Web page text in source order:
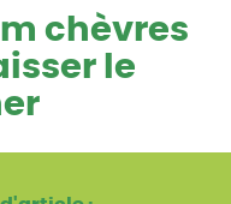
chèvres
le